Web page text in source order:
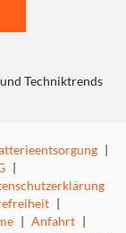
Techniktrends
|
|
|
| Anfahrt |